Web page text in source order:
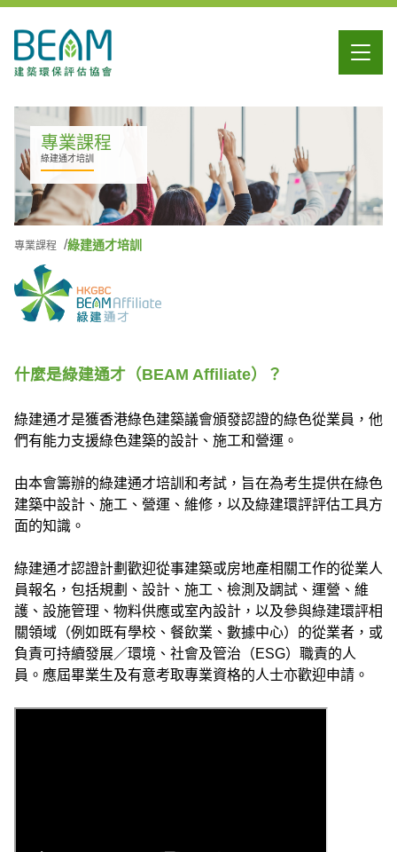
專業課程
綠建通才培訓
專業課程 綠建通才培訓
什麼是綠建通才（BEAM Affiliate）？
綠建通才是獲香港綠色建築議會頒發認證的綠色從業員，他
們有能力支援綠色建築的設計、施工和營運。
由本會籌辦的綠建通才培訓和考試，旨在為考生提供在綠色
建築中設計、施工、營運、維修，以及綠建環評評估工具方
面的知識。
綠建通才認證計劃歡迎從事建築或房地產相關工作的從業人
員報名，包括規劃、設計、施工、檢測及調試、運營、維
護、設施管理、物料供應或室內設計，以及參與綠建環評相
關領域（例如既有學校、餐飲業、數據中心）的從業者，或
負責可持續發展／環境、社會及管治（ESG）職責的人
員。應屆畢業生及有意考取專業資格的人士亦歡迎申請。